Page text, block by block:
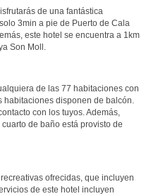
de una fantástica
3min a pie de Puerto de Cala
este hotel se encuentra a 1km
Son Moll.
de las 77 habitaciones con
habitaciones disponen de balcón.
con los tuyos. Además,
de baño está provisto de
ofrecidas, que incluyen
de este hotel incluyen